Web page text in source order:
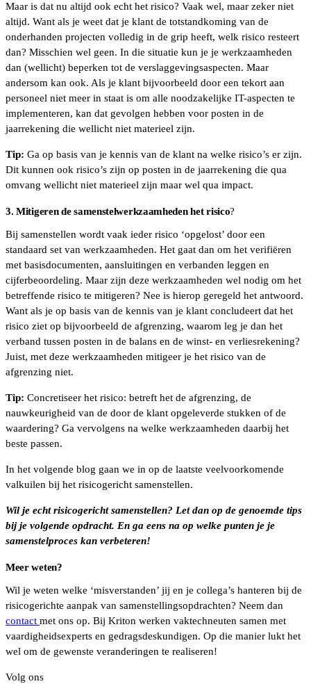
Maar is dat nu altijd ook echt het risico? Vaak wel, maar zeker niet
altijd. Want als je weet dat je klant de totstandkoming van de
onderhanden projecten volledig in de grip heeft, welk risico resteert
dan? Misschien wel geen. In die situatie kun je je werkzaamheden
dan (wellicht) beperken tot de verslaggevingsaspecten. Maar
andersom kan ook. Als je klant bijvoorbeeld door een tekort aan
personeel niet meer in staat is om alle noodzakelijke IT-aspecten te
implementeren, kan dat gevolgen hebben voor posten in de
jaarrekening die wellicht niet materieel zijn.
Tip: Ga op basis van je kennis van de klant na welke risico’s er zijn.
Dit kunnen ook risico’s zijn op posten in de jaarrekening die qua
omvang wellicht niet materieel zijn maar wel qua impact.
3. Mitigeren de samenstelwerkzaamheden het risico?
Bij samenstellen wordt vaak ieder risico ‘opgelost’ door een
standaard set van werkzaamheden. Het gaat dan om het verifiëren
met basisdocumenten, aansluitingen en verbanden leggen en
cijferbeoordeling. Maar zijn deze werkzaamheden wel nodig om het
betreffende risico te mitigeren? Nee is hierop geregeld het antwoord.
Want als je op basis van de kennis van je klant concludeert dat het
risico ziet op bijvoorbeeld de afgrenzing, waarom leg je dan het
verband tussen posten in de balans en de winst- en verliesrekening?
Juist, met deze werkzaamheden mitigeer je het risico van de
afgrenzing niet.
Tip: Concretiseer het risico: betreft het de afgrenzing, de
nauwkeurigheid van de door de klant opgeleverde stukken of de
waardering? Ga vervolgens na welke werkzaamheden daarbij het
beste passen.
In het volgende blog gaan we in op de laatste veelvoorkomende
valkuilen bij het risicogericht samenstellen.
Wil je echt risicogericht samenstellen? Let dan op de genoemde tips
bij je volgende opdracht. En ga eens na op welke punten je je
samenstelproces kan verbeteren!
Meer weten?
Wil je weten welke ‘misverstanden’ jij en je collega’s hanteren bij de
risicogerichte aanpak van samenstellingsopdrachten? Neem dan
contact met ons op. Bij Kriton werken vaktechneuten samen met
vaardigheidsexperts en gedragsdeskundigen. Op die manier lukt het
wel om de gewenste veranderingen te realiseren!
Volg ons